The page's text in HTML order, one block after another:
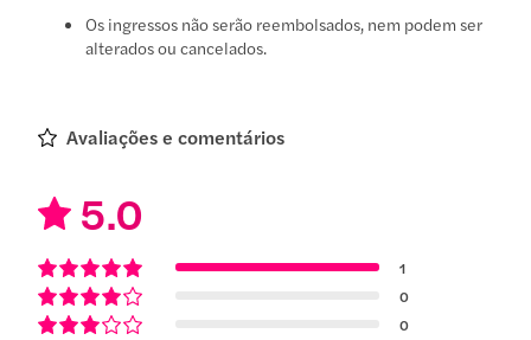
Os ingressos não serão reembolsados, nem podem ser
alterados ou cancelados.
Avaliações e comentários
5.0
1
0
0